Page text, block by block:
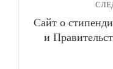
Сайт о
и